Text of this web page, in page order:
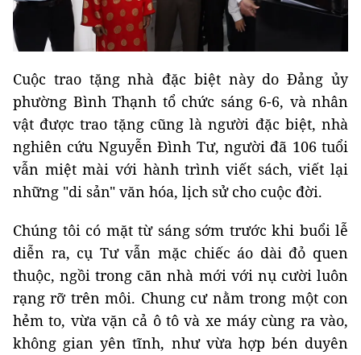
Cuộc trao tặng nhà đặc biệt này do Đảng ủy
phường Bình Thạnh tổ chức sáng 6-6, và nhân
vật được trao tặng cũng là người đặc biệt, nhà
nghiên cứu Nguyễn Đình Tư, người đã 106 tuổi
vẫn miệt mài với hành trình viết sách, viết lại
những "di sản" văn hóa, lịch sử cho cuộc đời.
Chúng tôi có mặt từ sáng sớm trước khi buổi lễ
diễn ra, cụ Tư vẫn mặc chiếc áo dài đỏ quen
thuộc, ngồi trong căn nhà mới với nụ cười luôn
rạng rỡ trên môi. Chung cư nằm trong một con
hẻm to, vừa vặn cả ô tô và xe máy cùng ra vào,
không gian yên tĩnh, như vừa hợp bén duyên